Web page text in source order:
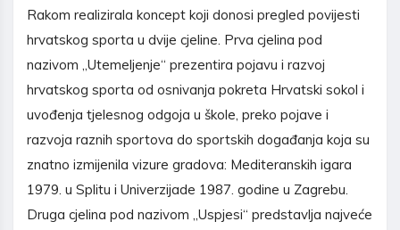
Rakom realizirala koncept koji donosi pregled povijesti
hrvatskog sporta u dvije cjeline. Prva cjelina pod
nazivom „Utemeljenje“ prezentira pojavu i razvoj
hrvatskog sporta od osnivanja pokreta Hrvatski sokol i
uvođenja tjelesnog odgoja u škole, preko pojave i
razvoja raznih sportova do sportskih događanja koja su
znatno izmijenila vizure gradova: Mediteranskih igara
1979. u Splitu i Univerzijade 1987. godine u Zagrebu.
Druga cjelina pod nazivom „Uspjesi“ predstavlja najveće